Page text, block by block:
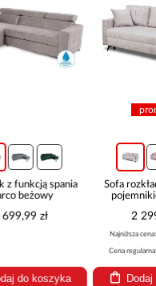
z funkcją spania
beżowy
699,99 zł
do koszyka
Sofa
2
Najniższa
Cena